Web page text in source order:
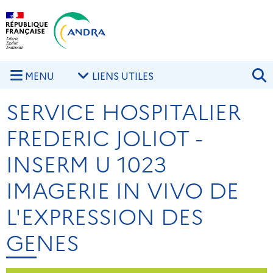
Aller au contenu principal
MENU LIENS UTILES
SERVICE HOSPITALIER
FREDERIC JOLIOT -
INSERM U 1023
IMAGERIE IN VIVO DE
L'EXPRESSION DES
GENES